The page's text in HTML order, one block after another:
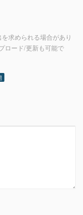
求められる場合があり
ロード/更新も可能で